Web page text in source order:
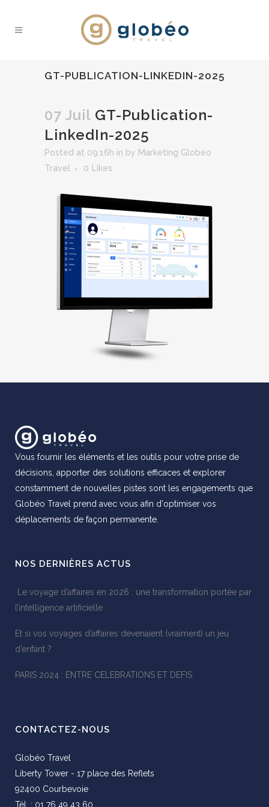
GT-PUBLICATION-LINKEDIN-2025
07 Juil GT-Publication-
LinkedIn-2025
Posted at 09:16h in by Marketing Globéo
Travel
0 Likes
Vous fournir les éléments et les outils pour votre prise de
décisions, apporter des solutions efficaces et explorer
constamment de nouvelles pistes sont les engagements que
Globéo Travel prend avec vous afin d'optimiser vos
déplacements de façon permanente.
NOS DERNIÈRES ACTUS
Le voyage d’affaires en 2026 : une transformation portée par
l’intelligence artificielle
Et si vos voyages d’affaires devenaient (vraiment) un jeu
d’enfant ?
PARIS 2024 : ENTRE CELEBRATIONS ET DEFIS
CONTACTEZ-NOUS
Globéo Travel
Liberty Tower - 17 place des Reflets
92400 Courbevoie
Tél. : 01 76 49 43 60